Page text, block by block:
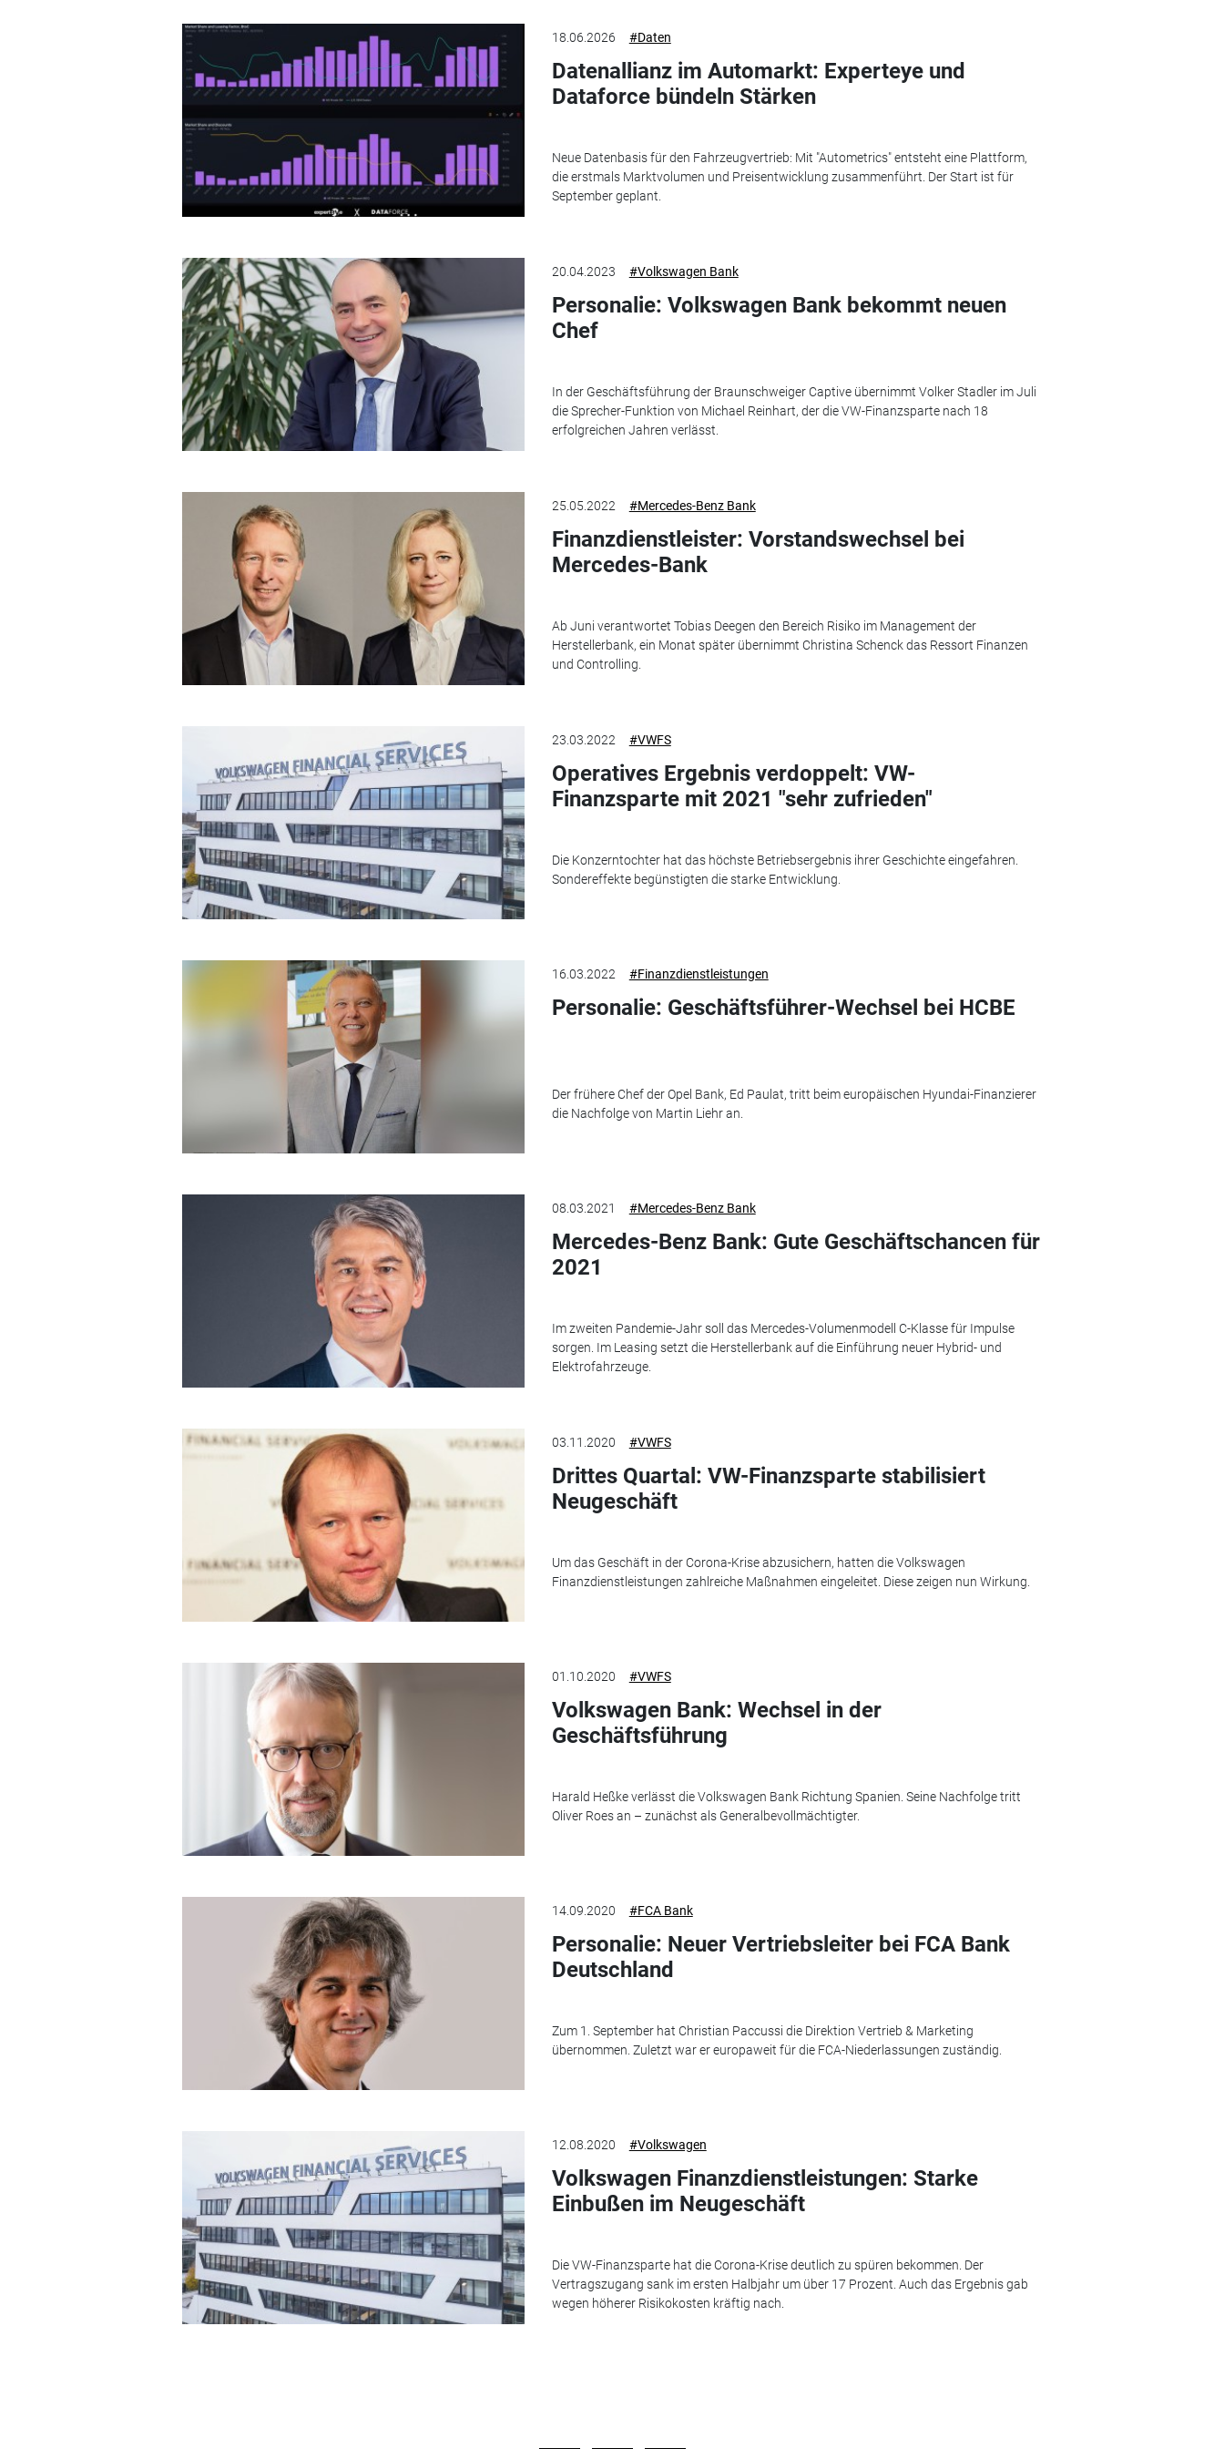
18.06.2026 #Daten
Datenallianz im Automarkt: Experteye und
Dataforce bündeln Stärken
Neue Datenbasis für den Fahrzeugvertrieb: Mit "Autometrics" entsteht eine Plattform,
die erstmals Marktvolumen und Preisentwicklung zusammenführt. Der Start ist für
September geplant.
20.04.2023 #Volkswagen Bank
Personalie: Volkswagen Bank bekommt neuen
Chef
In der Geschäftsführung der Braunschweiger Captive übernimmt Volker Stadler im Juli
die Sprecher-Funktion von Michael Reinhart, der die VW-Finanzsparte nach 18
erfolgreichen Jahren verlässt.
25.05.2022 #Mercedes-Benz Bank
Finanzdienstleister: Vorstandswechsel bei
Mercedes-Bank
Ab Juni verantwortet Tobias Deegen den Bereich Risiko im Management der
Herstellerbank, ein Monat später übernimmt Christina Schenck das Ressort Finanzen
und Controlling.
23.03.2022 #VWFS
Operatives Ergebnis verdoppelt: VW-
Finanzsparte mit 2021 "sehr zufrieden"
Die Konzerntochter hat das höchste Betriebsergebnis ihrer Geschichte eingefahren.
Sondereffekte begünstigten die starke Entwicklung.
16.03.2022 #Finanzdienstleistungen
Personalie: Geschäftsführer-Wechsel bei HCBE
Der frühere Chef der Opel Bank, Ed Paulat, tritt beim europäischen Hyundai-Finanzierer
die Nachfolge von Martin Liehr an.
08.03.2021 #Mercedes-Benz Bank
Mercedes-Benz Bank: Gute Geschäftschancen für
2021
Im zweiten Pandemie-Jahr soll das Mercedes-Volumenmodell C-Klasse für Impulse
sorgen. Im Leasing setzt die Herstellerbank auf die Einführung neuer Hybrid- und
Elektrofahrzeuge.
03.11.2020 #VWFS
Drittes Quartal: VW-Finanzsparte stabilisiert
Neugeschäft
Um das Geschäft in der Corona-Krise abzusichern, hatten die Volkswagen
Finanzdienstleistungen zahlreiche Maßnahmen eingeleitet. Diese zeigen nun Wirkung.
01.10.2020 #VWFS
Volkswagen Bank: Wechsel in der
Geschäftsführung
Harald Heßke verlässt die Volkswagen Bank Richtung Spanien. Seine Nachfolge tritt
Oliver Roes an – zunächst als Generalbevollmächtigter.
14.09.2020 #FCA Bank
Personalie: Neuer Vertriebsleiter bei FCA Bank
Deutschland
Zum 1. September hat Christian Paccussi die Direktion Vertrieb & Marketing
übernommen. Zuletzt war er europaweit für die FCA-Niederlassungen zuständig.
12.08.2020 #Volkswagen
Volkswagen Finanzdienstleistungen: Starke
Einbußen im Neugeschäft
Die VW-Finanzsparte hat die Corona-Krise deutlich zu spüren bekommen. Der
Vertragszugang sank im ersten Halbjahr um über 17 Prozent. Auch das Ergebnis gab
wegen höherer Risikokosten kräftig nach.